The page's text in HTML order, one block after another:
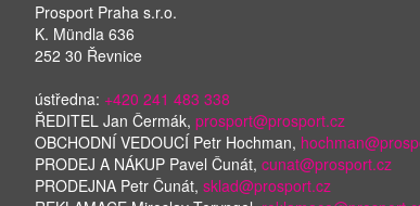
Prosport Praha s.r.o.
K. Mündla 636
252 30 Řevnice
ústředna: +420 241 483 338
ŘEDITEL Jan Čermák, prosport@prosport.cz
OBCHODNÍ VEDOUCÍ Petr Hochman,
PRODEJ A NÁKUP Pavel Čunát, cunat@prosport.cz
PRODEJNA Petr Čunát, sklad@prosport.cz